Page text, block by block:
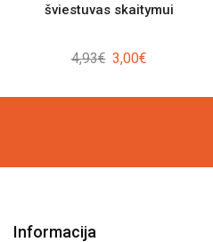
šviestuvas skaitymui
4,93€ Original
was:
3,00€Current
is:
Informacija